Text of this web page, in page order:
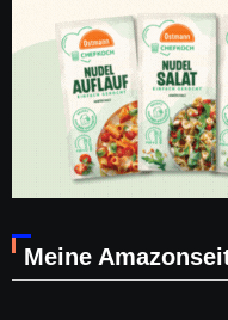
Meine